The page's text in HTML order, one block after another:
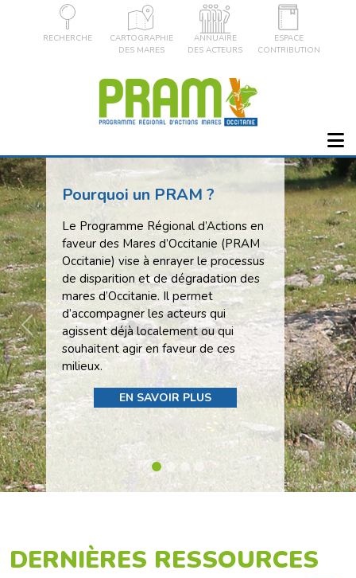
RECHERCHE
CARTOGRAPHIE
DES MARES
ANNUAIRE
DES ACTEURS
ESPACE
CONTRIBUTION
Pourquoi un PRAM ?
Le Programme Régional d’Actions en
faveur des Mares d’Occitanie (PRAM
Occitanie) vise à enrayer le processus
de disparition et de dégradation des
mares d’Occitanie. Il permet
d’accompagner les acteurs qui
agissent déjà localement ou qui
souhaitent agir en faveur de ces
milieux.
EN SAVOIR PLUS
Previous Next
DERNIÈRES RESSOURCES